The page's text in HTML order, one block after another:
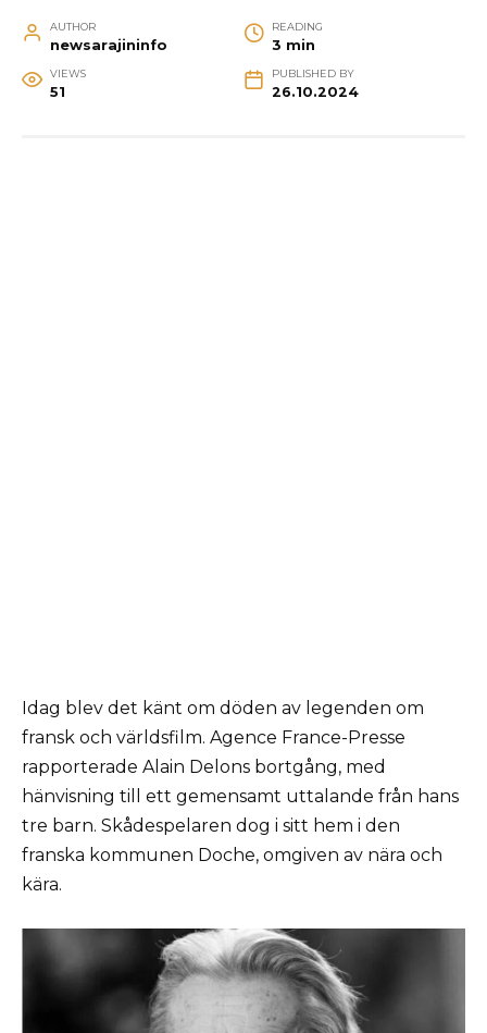
AUTHOR
newsarajininfo
READING
3 min
VIEWS
51
PUBLISHED BY
26.10.2024
Idag blev det känt om döden av legenden om
fransk och världsfilm. Agence France-Presse
rapporterade Alain Delons bortgång, med
hänvisning till ett gemensamt uttalande från hans
tre barn. Skådespelaren dog i sitt hem i den
franska kommunen Doche, omgiven av nära och
kära.